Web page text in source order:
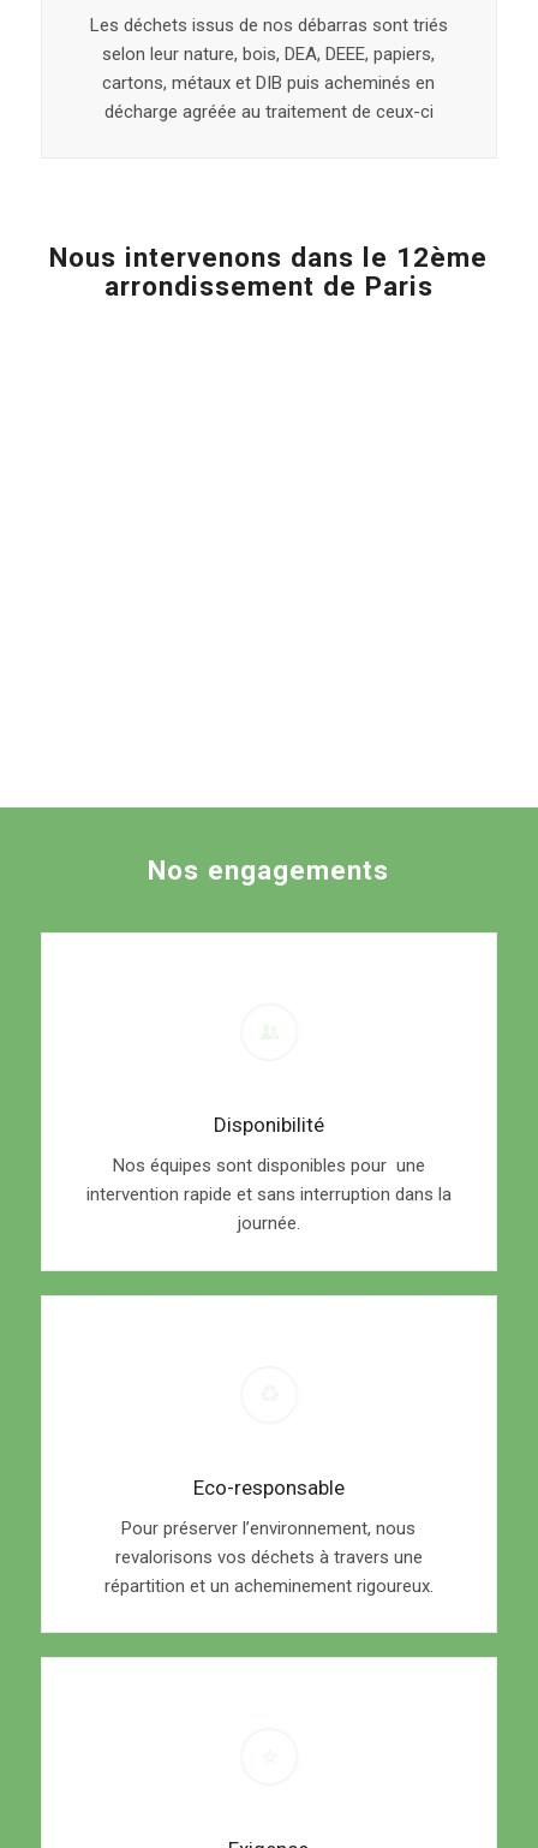
Les déchets issus de nos débarras sont triés
selon leur nature, bois, DEA, DEEE, papiers,
cartons, métaux et DIB puis acheminés en
décharge agréée au traitement de ceux-ci
Nous intervenons dans le 12ème
arrondissement de Paris
Nos engagements
Disponibilité
Nos équipes sont disponibles pour une
intervention rapide et sans interruption dans la
journée.
Eco-responsable
Pour préserver l’environnement, nous
revalorisons vos déchets à travers une
répartition et un acheminement rigoureux.